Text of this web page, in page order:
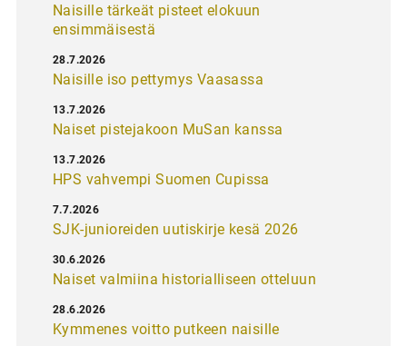
Naisille tärkeät pisteet elokuun
ensimmäisestä
Naisille iso pettymys Vaasassa
28.7.2026
Naiset pistejakoon MuSan kanssa
13.7.2026
HPS vahvempi Suomen Cupissa
13.7.2026
SJK-junioreiden uutiskirje kesä 2026
7.7.2026
Naiset valmiina historialliseen otteluun
30.6.2026
Kymmenes voitto putkeen naisille
28.6.2026